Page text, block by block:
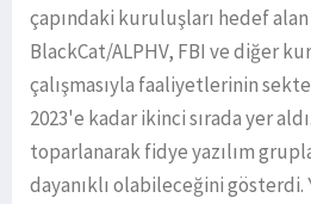
çapındaki kuruluşları hedef
BlackCat/ALPHV, FBI ve diğer
çalışmasıyla faaliyetlerinin
2023'e kadar ikinci sırada yer
toparlanarak fidye yazılım
dayanıklı olabileceğini